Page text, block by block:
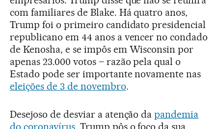
com familiares de Blake. Há quatro anos,
Trump foi o primeiro candidato presidencial
republicano em 44 anos a vencer no condado
de Kenosha, e se impôs em Wisconsin por
apenas 23.000 votos – razão pela qual o
Estado pode ser importante novamente nas
eleições de 3 de novembro.
Desejoso de desviar a atenção dapandemia
do coronavírus, Trump pôs o foco da sua